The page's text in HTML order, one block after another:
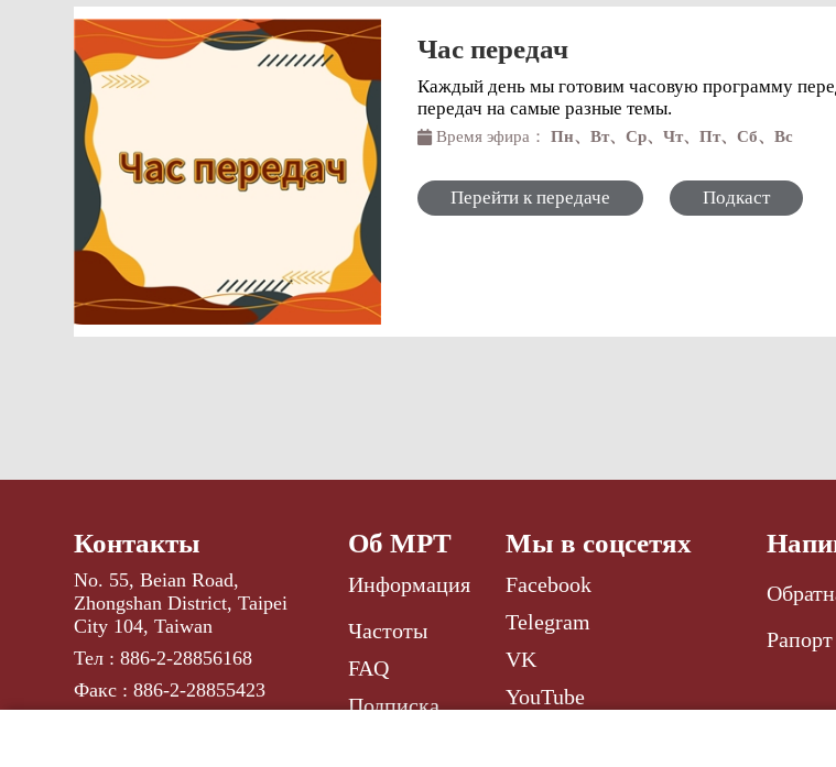
Час передач
Каждый день мы готовим часовую программу
передач на самые разные темы.
Время эфира：Пн、Вт、Ср、Чт、Пт、Сб、Вс
Перейти к передаче Подкаст
Контакты
No. 55, Beian Road,
Zhongshan District, Taipei
City 104, Taiwan
Тел : 886-2-28856168
Факс : 886-2-28855423
Об МРТ
Информация
Частоты
FAQ
Подписка
Мы в соцсетях
Facebook
Telegram
VK
YouTube